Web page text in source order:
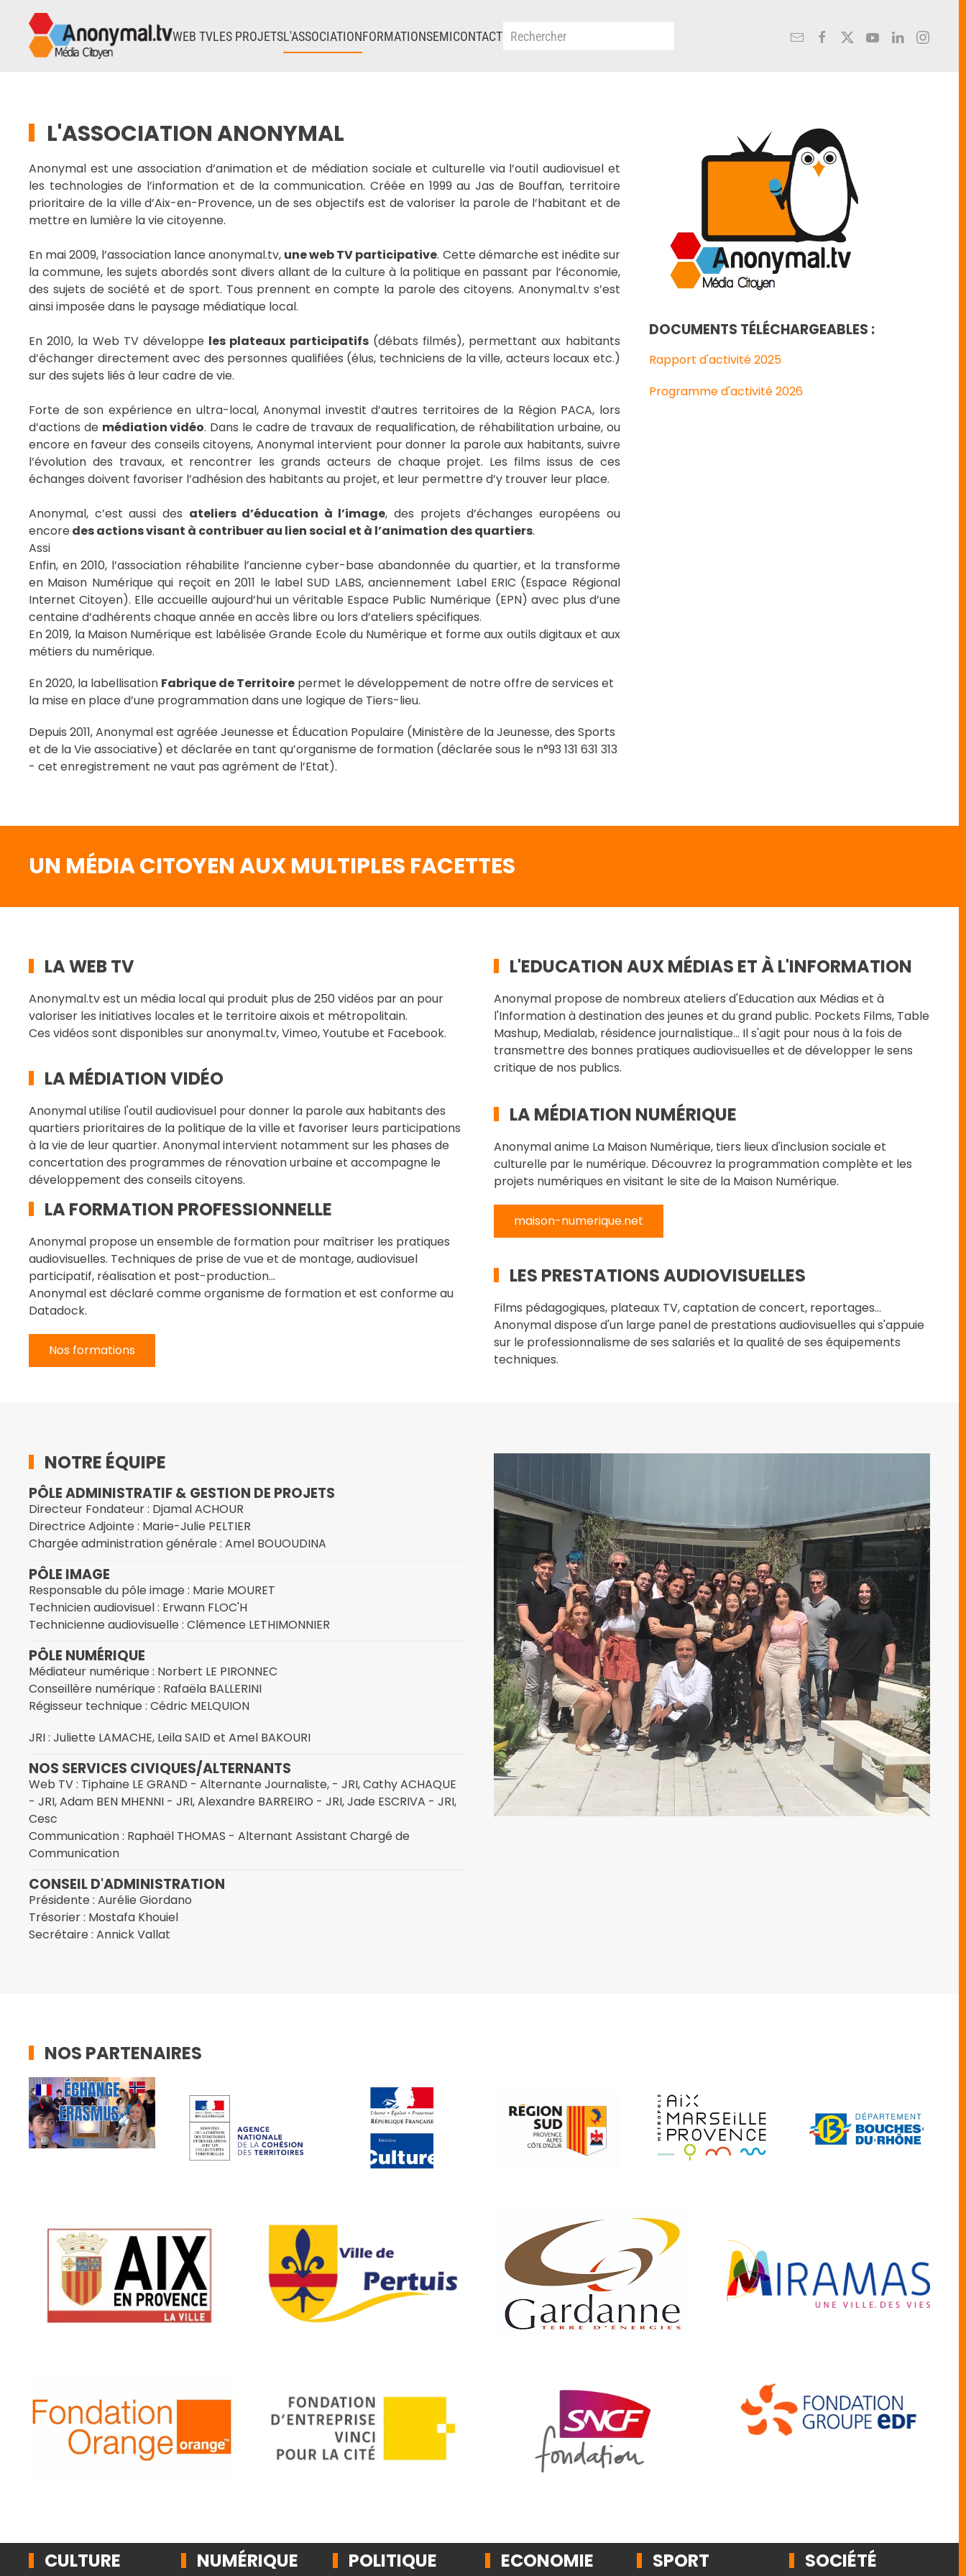
Accéder au contenu principal
WEB TVLES PROJETSL'ASSOCIATIONFORMATIONSEMICONTACT
L'ASSOCIATION ANONYMAL
Anonymal est une association d’animation et de médiation sociale et culturelle via l’outil audiovisuel et
les technologies de l’information et de la communication. Créée en 1999 au Jas de Bouffan, territoire
prioritaire de la ville d’Aix-en-Provence, un de ses objectifs est de valoriser la parole de l’habitant et de
mettre en lumière la vie citoyenne.
En mai 2009, l’association lance anonymal.tv, une web TV participative. Cette démarche est inédite sur
la commune, les sujets abordés sont divers allant de la culture à la politique en passant par l’économie,
des sujets de société et de sport. Tous prennent en compte la parole des citoyens. Anonymal.tv s’est
ainsi imposée dans le paysage médiatique local.
En 2010, la Web TV développe les plateaux participatifs(débats filmés), permettant aux habitants
d’échanger directement avec des personnes qualifiées (élus, techniciens de la ville, acteurs locaux etc.)
sur des sujets liés à leur cadre de vie.
Forte de son expérience en ultra-local, Anonymal investit d’autres territoires de la Région PACA, lors
d’actions de médiation vidéo. Dans le cadre de travaux de requalification, de réhabilitation urbaine, ou
encore en faveur des conseils citoyens, Anonymal intervient pour donner la parole aux habitants, suivre
l’évolution des travaux, et rencontrer les grands acteurs de chaque projet. Les films issus de ces
échanges doivent favoriser l’adhésion des habitants au projet, et leur permettre d’y trouver leur place.
Anonymal, c’est aussi des ateliers d’éducation à l’image, des projets d’échanges européens ou
encoredes actions visant à contribuer au lien social et à l’animation des quartiers.
Assi
Enfin, en 2010, l’association réhabilite l’ancienne cyber-base abandonnée du quartier, et la transforme
en Maison Numérique qui reçoit en 2011 le label SUD LABS, anciennement Label ERIC (Espace Régional
Internet Citoyen). Elle accueille aujourd’hui un véritable Espace Public Numérique (EPN) avec plus d’une
centaine d’adhérents chaque année en accès libre ou lors d’ateliers spécifiques.
En 2019, la Maison Numérique est labélisée Grande Ecole du Numérique et forme aux outils digitaux et aux
métiers du numérique.
En 2020, la labellisation Fabrique de Territoire permet le développement de notre offre de services et
la mise en place d’une programmation dans une logique de Tiers-lieu.
Depuis 2011, Anonymal est agréée Jeunesse et Éducation Populaire (Ministère de la Jeunesse, des Sports
et de la Vie associative) et déclarée en tant qu’organisme de formation (déclarée sous le n°93 131 631 313
- cet enregistrement ne vaut pas agrément de l’Etat).
DOCUMENTS TÉLÉCHARGEABLES :
Rapport d'activité 2025
Programme d'activité 2026
UN MÉDIA CITOYEN AUX MULTIPLES FACETTES
LA WEB TV
Anonymal.tv est un média local qui produit plus de 250 vidéos par an pour
valoriser les initiatives locales et le territoire aixois et métropolitain.
Ces vidéos sont disponibles sur anonymal.tv, Vimeo, Youtube et Facebook.
L'EDUCATION AUX MÉDIAS ET À L'INFORMATION
Anonymal propose de nombreux ateliers d'Education aux Médias et à
l'Information à destination des jeunes et du grand public. Pockets Films, Table
Mashup, Medialab, résidence journalistique... Il s'agit pour nous à la fois de
transmettre des bonnes pratiques audiovisuelles et de développer le sens
critique de nos publics.
LA MÉDIATION VIDÉO
Anonymal utilise l'outil audiovisuel pour donner la parole aux habitants des
quartiers prioritaires de la politique de la ville et favoriser leurs participations
à la vie de leur quartier. Anonymal intervient notamment sur les phases de
concertation des programmes de rénovation urbaine et accompagne le
développement des conseils citoyens.
LA MÉDIATION NUMÉRIQUE
Anonymal anime La Maison Numérique, tiers lieux d'inclusion sociale et
culturelle par le numérique. Découvrez la programmation complète et les
projets numériques en visitant le site de la Maison Numérique.
maison-numerique.net
LA FORMATION PROFESSIONNELLE
Anonymal propose un ensemble de formation pour maîtriser les pratiques
audiovisuelles. Techniques de prise de vue et de montage, audiovisuel
participatif, réalisation et post-production...
Anonymal est déclaré comme organisme de formation et est conforme au
Datadock.
Nos formations
LES PRESTATIONS AUDIOVISUELLES
Films pédagogiques, plateaux TV, captation de concert, reportages...
Anonymal dispose d'un large panel de prestations audiovisuelles qui s'appuie
sur le professionnalisme de ses salariés et la qualité de ses équipements
techniques.
NOTRE ÉQUIPE
PÔLE ADMINISTRATIF & GESTION DE PROJETS
Directeur Fondateur : Djamal ACHOUR
Directrice Adjointe : Marie-Julie PELTIER
Chargée administration générale : Amel BOUOUDINA
PÔLE IMAGE
Responsable du pôle image : Marie MOURET
Technicien audiovisuel : Erwann FLOC'H
Technicienne audiovisuelle : Clémence LETHIMONNIER
PÔLE NUMÉRIQUE
Médiateur numérique : Norbert LE PIRONNEC
Conseillère numérique : Rafaëla BALLERINI
Régisseur technique : Cédric MELQUION
JRI : Juliette LAMACHE, Leila SAID et Amel BAKOURI
NOS SERVICES CIVIQUES/ALTERNANTS
Web TV : Tiphaine LE GRAND - Alternante Journaliste, - JRI, Cathy ACHAQUE
- JRI, Adam BEN MHENNI - JRI, Alexandre BARREIRO - JRI, Jade ESCRIVA - JRI,
Cesc
Communication : Raphaël THOMAS - Alternant Assistant Chargé de
Communication
CONSEIL D'ADMINISTRATION
Présidente : Aurélie Giordano
Trésorier : Mostafa Khouiel
Secrétaire : Annick Vallat
NOS PARTENAIRES
CULTURE NUMÉRIQUE POLITIQUE ECONOMIE SPORT SOCIÉTÉ